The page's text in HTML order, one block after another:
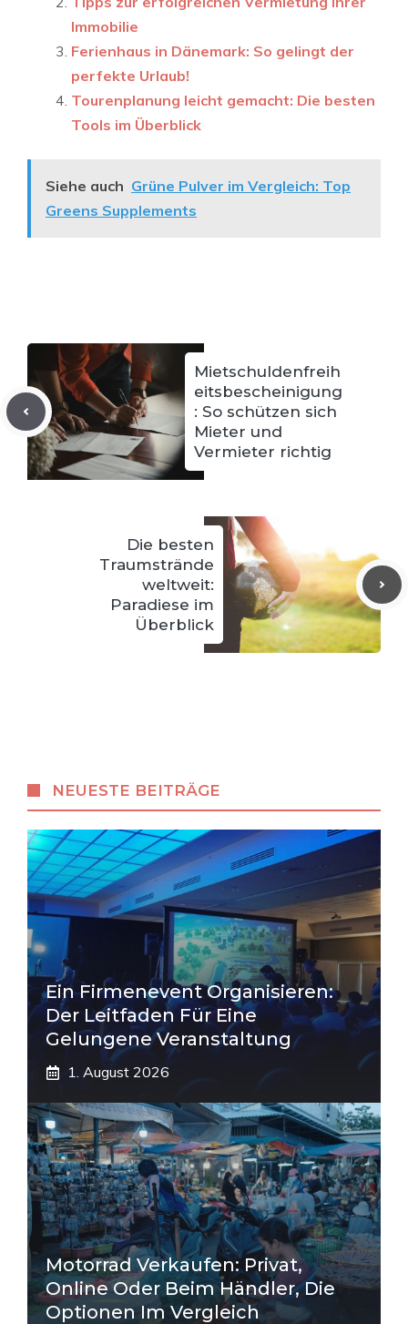
Immobilie
Ferienhaus in Dänemark: So gelingt der
perfekte Urlaub!
Tourenplanung leicht gemacht: Die besten
Tools im Überblick
Siehe auch Grüne Pulver im Vergleich: Top
Greens Supplements
Mietschuldenfreih
eitsbescheinigung
: So schützen sich
Mieter und
Vermieter richtig
Die besten
Traumstrände
weltweit:
Paradiese im
Überblick
NEUESTE BEITRÄGE
Ein Firmenevent Organisieren:
Der Leitfaden Für Eine
Gelungene Veranstaltung
1. August 2026
Motorrad Verkaufen: Privat,
Online Oder Beim Händler, Die
Optionen Im Vergleich